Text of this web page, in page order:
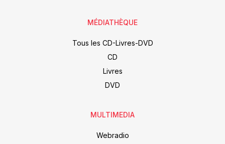
MÉDIATHÈQUE
Tous les CD-Livres-DVD
CD
Livres
DVD
MULTIMEDIA
Webradio